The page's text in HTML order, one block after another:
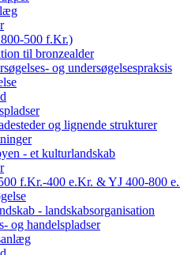
500 f.Kr.)
til bronzealder
og undersøgelsespraksis
og lignende strukturer
- et kulturlandskab
f.Kr.-400 e.Kr. & YJ 400-800
- landskabsorganisation
og handelspladser